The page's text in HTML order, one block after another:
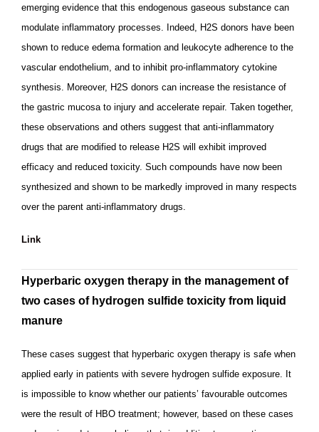
emerging evidence that this endogenous gaseous substance can
modulate inflammatory processes. Indeed, H2S donors have been
shown to reduce edema formation and leukocyte adherence to the
vascular endothelium, and to inhibit pro-inflammatory cytokine
synthesis. Moreover, H2S donors can increase the resistance of
the gastric mucosa to injury and accelerate repair. Taken together,
these observations and others suggest that anti-inflammatory
drugs that are modified to release H2S will exhibit improved
efficacy and reduced toxicity. Such compounds have now been
synthesized and shown to be markedly improved in many respects
over the parent anti-inflammatory drugs.
Link
Hyperbaric oxygen therapy in the management of
two cases of hydrogen sulfide toxicity from liquid
manure
These cases suggest that hyperbaric oxygen therapy is safe when
applied early in patients with severe hydrogen sulfide exposure. It
is impossible to know whether our patients’ favourable outcomes
were the result of HBO treatment; however, based on these cases